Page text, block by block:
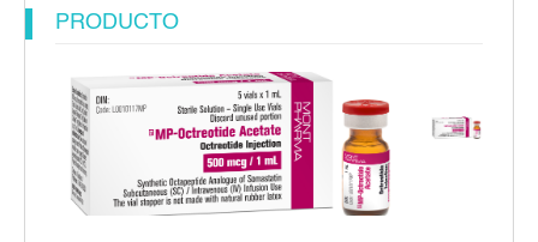
PRODUCTO